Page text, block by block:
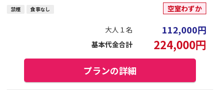
禁煙 食事なし 空室わずか
大人１名 112,000円
基本代金合計 224,000円
プランの詳細